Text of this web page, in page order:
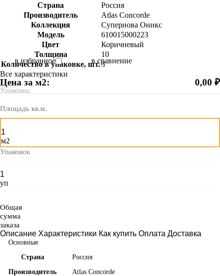
Страна
Россия
Производитель
Atlas Concorde
Коллекция
Супернова Оникс
Модель
610015000223
Цвет
Коричневый
Толщина
10
Количество в упаковке, шт.3
Все характеристики
в избранное в сравнение
Цена за м2:
Упаковка:
0,00 ₽
Площадь кв.м.
м2
Упаковок
уп
Общая
сумма
заказа
Описание Характеристики Как купить Оплата Доставка
Основные
Страна
Россия
Производитель
Atlas Concorde